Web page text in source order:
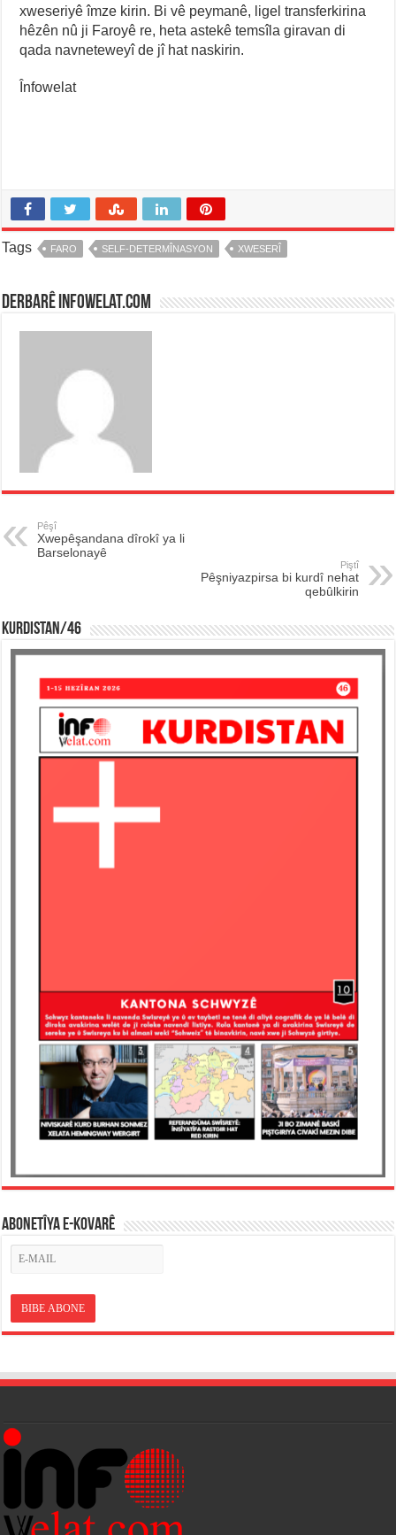
xweseriyê îmze kirin. Bi vê peymanê, ligel transferkirina
hêzên nû ji Faroyê re, heta astekê temsîla giravan di
qada navneteweyî de jî hat naskirin.
Înfowelat
Tags FARO SELF-DETERMÎNASYON XWESERÎ
Derbarê infowelat.com
Pêşî
Xwepêşandana dîrokî ya li
Barselonayê
Piştî
Pêşniyazpirsa bi kurdî nehat
qebûlkirin
KURDISTAN/46
ABONETÎYA E-KOVARÊ